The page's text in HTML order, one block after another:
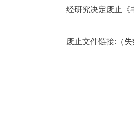
经研究决定废止 《
废止文件链接: （